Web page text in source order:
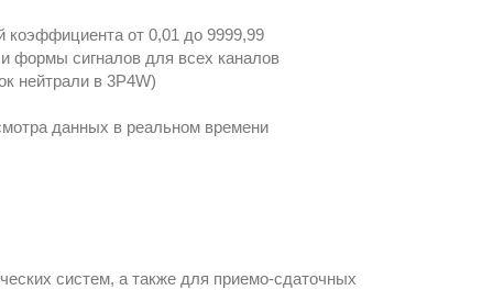
коэффициента от 0,01 до 9999,99
формы сигналов для всех каналов
нейтрали в 3P4W)
данных в реальном времени
систем, а также для приемо‑сдаточных